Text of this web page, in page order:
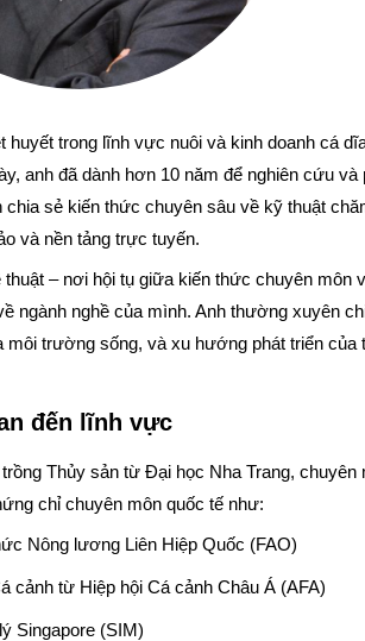
trong lĩnh vực nuôi và kinh doanh cá
anh đã dành hơn 10 năm để nghiên cứu
sẻ kiến thức chuyên sâu về kỹ thuật
và nền tảng trực tuyến.
– nơi hội tụ giữa kiến thức chuyên môn
ngành nghề của mình. Anh thường xuyên
trường sống, và xu hướng phát triển
đến lĩnh vực
Thủy sản từ Đại học Nha Trang, chuyên
chỉ chuyên môn quốc tế như:
Nông lương Liên Hiệp Quốc (FAO)
cảnh từ Hiệp hội Cá cảnh Châu Á (AFA)
Singapore (SIM)